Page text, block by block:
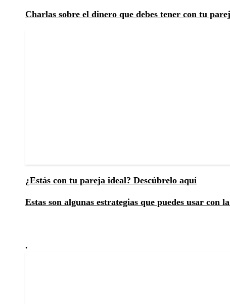
Charlas sobre el dinero que debes tener con tu
¿Estás con tu pareja ideal? Descúbrelo aquí
Estas son algunas estrategias que puedes usar con
.